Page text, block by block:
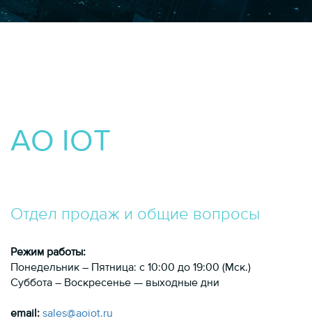
AO IOT
Отдел продаж и общие вопросы
Режим работы:
Понедельник – Пятница: с 10:00 до 19:00 (Мск.)
Суббота – Воскресенье — выходные дни
email: sales@aoiot.ru